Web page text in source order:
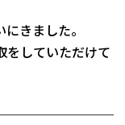
買取をしていただ
きました。
をしていただけて